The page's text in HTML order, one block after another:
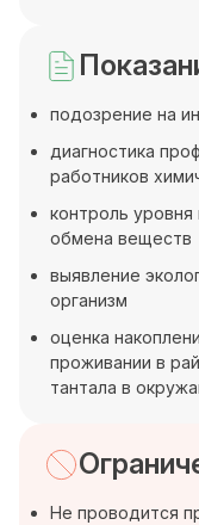
подозрение на
диагностика
работников
контроль
обмена веществ
выявление
организм
оценка
проживании в
тантала в
Не проводится